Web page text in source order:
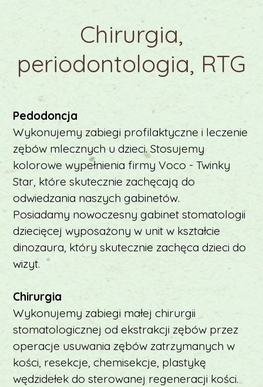
Chirurgia,
periodontologia, RTG
Pedodoncja
Wykonujemy zabiegi profilaktyczne i leczenie
zębów mlecznych u dzieci. Stosujemy
kolorowe wypełnienia firmy Voco - Twinky
Star, które skutecznie zachęcają do
odwiedzania naszych gabinetów.
Posiadamy nowoczesny gabinet stomatologii
dziecięcej wyposażony w unit w kształcie
dinozaura, który skutecznie zachęca dzieci do
wizyt.
Chirurgia
Wykonujemy zabiegi małej chirurgii
stomatologicznej od ekstrakcji zębów przez
operacje usuwania zębów zatrzymanych w
kości, resekcje, chemisekcje, plastykę
wędzidełek do sterowanej regeneracji kości.